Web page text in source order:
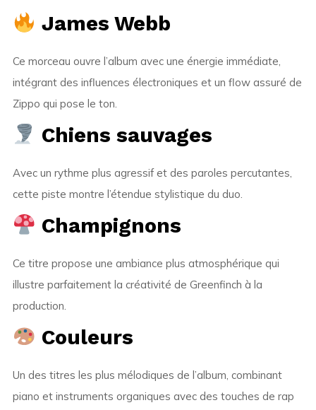
James Webb
Ce morceau ouvre l’album avec une énergie immédiate,
intégrant des influences électroniques et un flow assuré de
Zippo qui pose le ton.
Chiens sauvages
Avec un rythme plus agressif et des paroles percutantes,
cette piste montre l’étendue stylistique du duo.
Champignons
Ce titre propose une ambiance plus atmosphérique qui
illustre parfaitement la créativité de Greenfinch à la
production.
Couleurs
Un des titres les plus mélodiques de l’album, combinant
piano et instruments organiques avec des touches de rap